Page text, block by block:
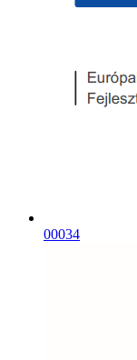
00034